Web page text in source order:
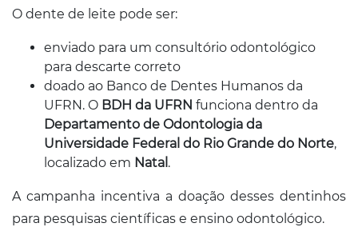
O dente de leite pode ser:
enviado para um consultório odontológico
para descarte correto
doado ao Banco de Dentes Humanos da
UFRN. O BDH da UFRN funciona dentro da
Departamento de Odontologia da
Universidade Federal do Rio Grande do Norte,
localizado em Natal .
A campanha incentiva a doação desses dentinhos
para pesquisas científicas e ensino odontológico.